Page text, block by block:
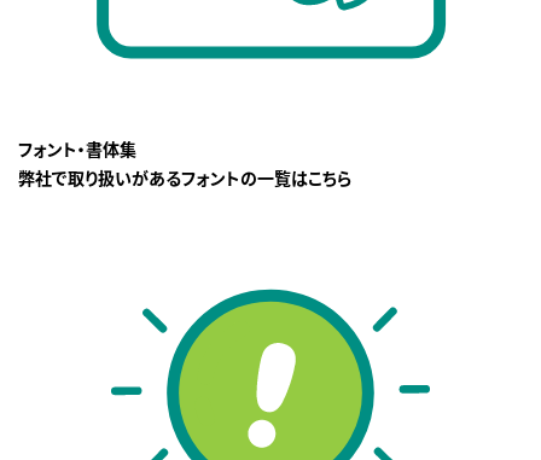
フォント・書体集
弊社で取り扱いがあるフォントの一覧はこちら